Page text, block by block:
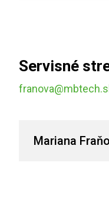
Servisné
Mariana